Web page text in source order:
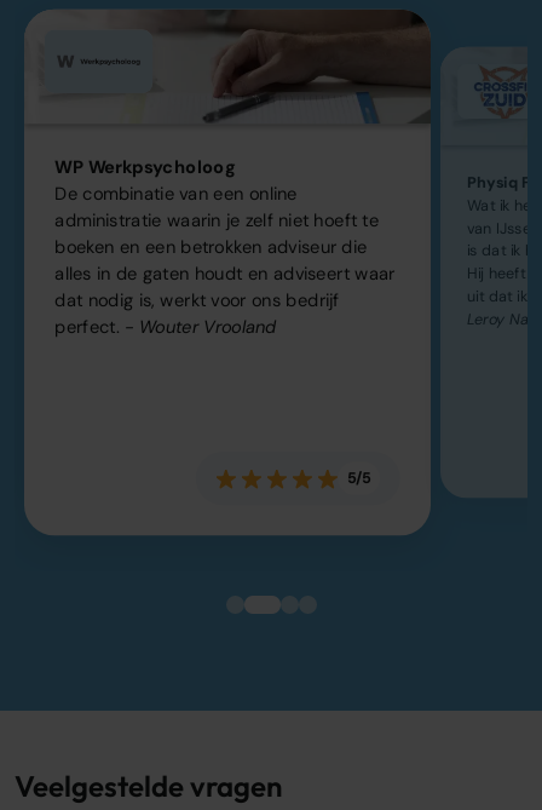
WP Werkpsycholoog
De combinatie van een online
administratie waarin je zelf niet hoeft te
boeken en een betrokken adviseur die
alles in de gaten houdt en adviseert waar
dat nodig is, werkt voor ons bedrijf
perfect. - Wouter Vrooland
5/5
Physiq
Wat ik
van
is dat ik
Hij heeft
uit dat ik
Leroy
Veelgestelde vragen